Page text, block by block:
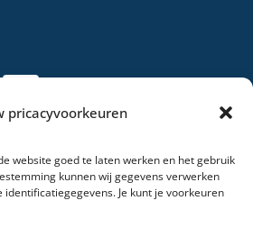
pricacyvoorkeuren
website goed te laten werken en het gebruik
kunnen wij gegevens verwerken
Je kunt je voorkeuren
VERTROUWD